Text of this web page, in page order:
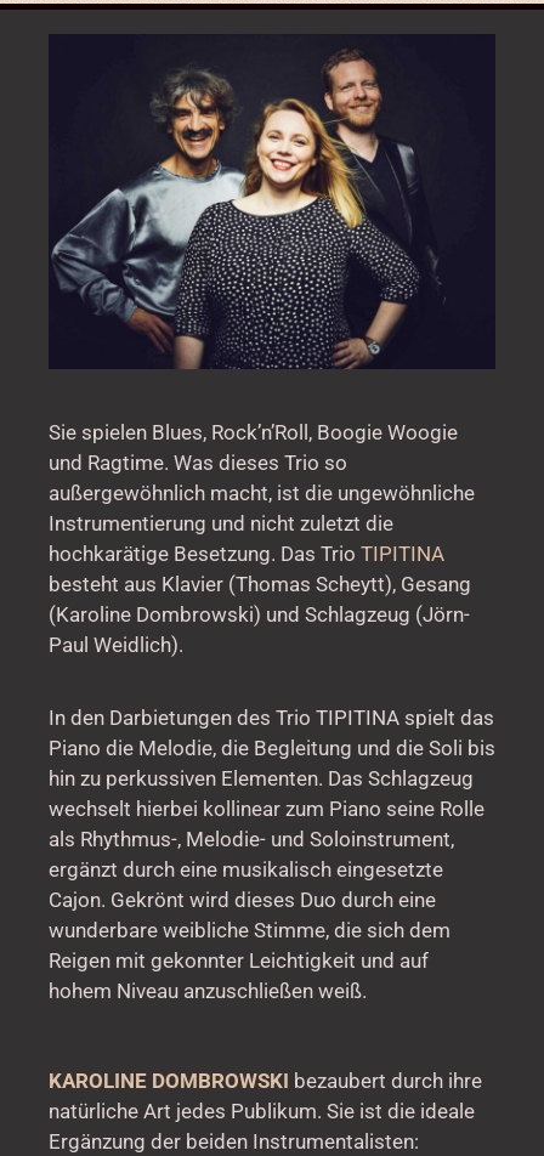
Sie spielen Blues, Rock’n’Roll, Boogie Woogie
und Ragtime. Was dieses Trio so
außergewöhnlich macht, ist die ungewöhnliche
Instrumentierung und nicht zuletzt die
hochkarätige Besetzung. Das Trio TIPITINA
besteht aus Klavier (Thomas Scheytt), Gesang
(Karoline Dombrowski) und Schlagzeug (Jörn-
Paul Weidlich).
In den Darbietungen des Trio TIPITINA spielt das
Piano die Melodie, die Begleitung und die Soli bis
hin zu perkussiven Elementen. Das Schlagzeug
wechselt hierbei kollinear zum Piano seine Rolle
als Rhythmus-, Melodie- und Soloinstrument,
ergänzt durch eine musikalisch eingesetzte
Cajon. Gekrönt wird dieses Duo durch eine
wunderbare weibliche Stimme, die sich dem
Reigen mit gekonnter Leichtigkeit und auf
hohem Niveau anzuschließen weiß.
KAROLINE DOMBROWSKI bezaubert durch ihre
natürliche Art jedes Publikum. Sie ist die ideale
Ergänzung der beiden Instrumentalisten: